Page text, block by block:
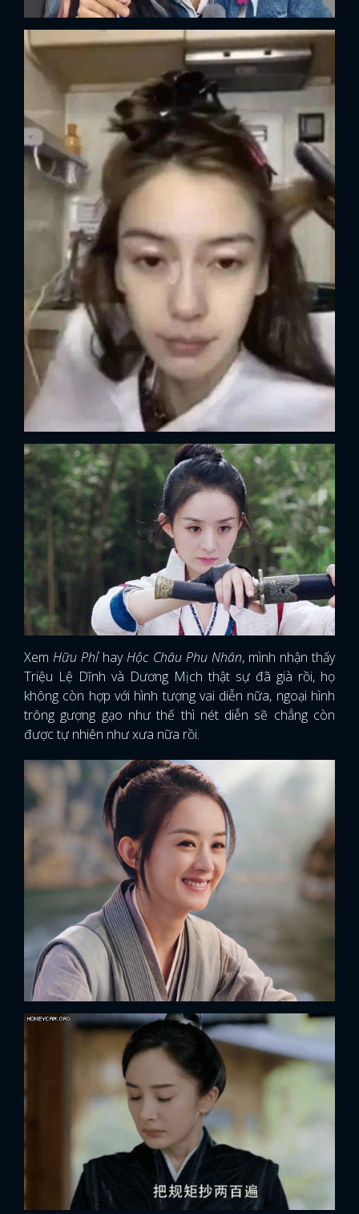
FACEBOOK GOOGLE
Xem Hữu Phỉ hayHộc Châu Phu Nhân, mình nhận thấy
Triệu Lệ Dĩnh và Dương Mịch thật sự đã già rồi, họ
không còn hợp với hình tượng vai diễn nữa, ngoại hình
trông gượng gạo như thế thì nét diễn sẽ chẳng còn
được tự nhiên như xưa nữa rồi.